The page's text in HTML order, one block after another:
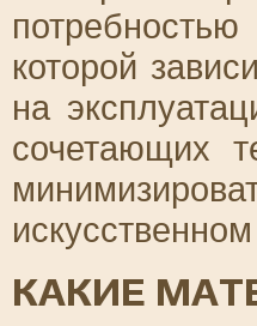
которой
на
сочетающих
КАКИЕ